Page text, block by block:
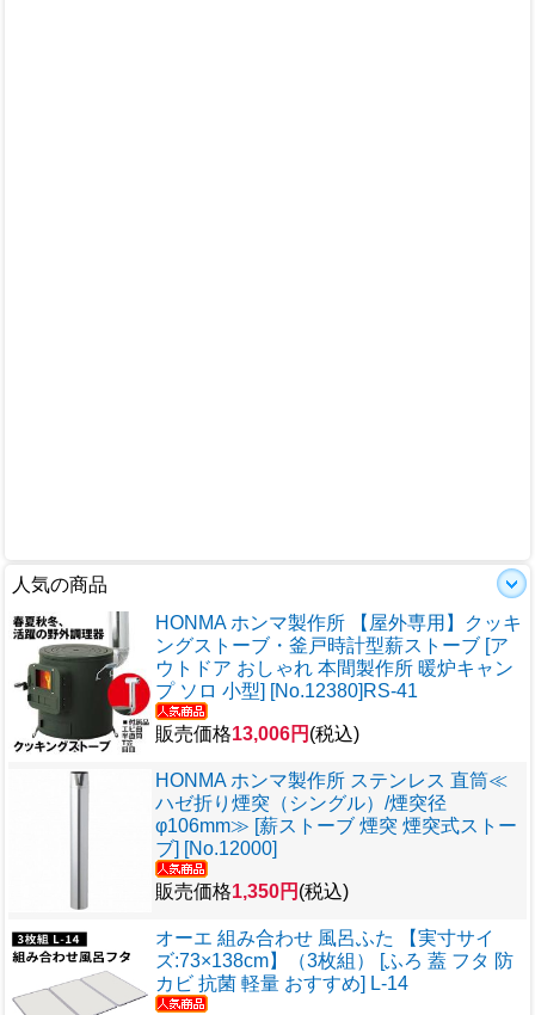
人気の商品
HONMA ホンマ製作所 【屋外専用】クッキ
ングストーブ・釜戸時計型薪ストーブ [ア
ウトドア おしゃれ 本間製作所 暖炉キャン
プ ソロ 小型] [No.12380]RS-41
販売価格13,006円 (税込)
HONMA ホンマ製作所 ステンレス 直筒≪
ハゼ折り煙突（シングル）/煙突径
φ106mm≫ [薪ストーブ 煙突 煙突式ストー
ブ] [No.12000]
販売価格1,350円 (税込)
オーエ 組み合わせ 風呂ふた 【実寸サイ
ズ:73×138cm】（3枚組） [ふろ 蓋 フタ 防
カビ 抗菌 軽量 おすすめ] L-14